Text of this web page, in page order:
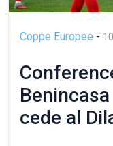
Coppe Europee -
cede al